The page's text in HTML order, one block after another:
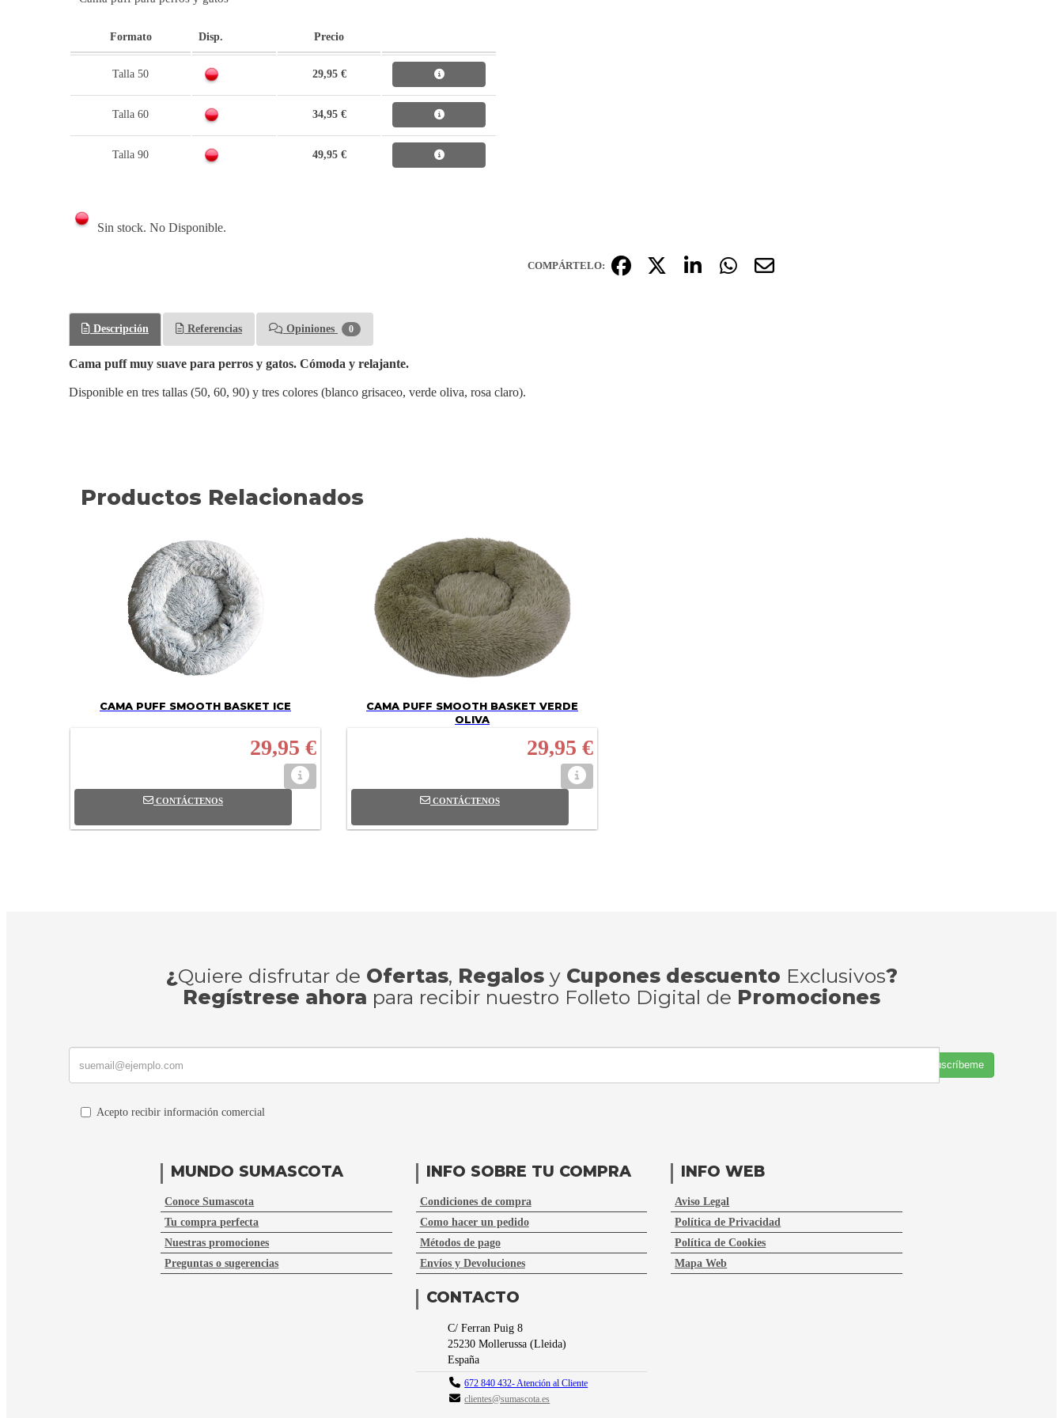
Formato Disp. Precio
Talla 50 29,95 €
Talla 60 34,95 €
Talla 90 49,95 €
Sin stock. No Disponible.
COMPÁRTELO:
Descripción Referencias Opiniones 0
Cama puff muy suave para perros y gatos. Cómoda y relajante.
Disponible en tres tallas (50, 60, 90) y tres colores (blanco grisaceo, verde oliva, rosa claro).
Productos Relacionados
CAMA PUFF SMOOTH BASKET ICE
29,95 €
CONTÁCTENOS
CAMA PUFF SMOOTH BASKET VERDE
OLIVA
29,95 €
CONTÁCTENOS
¿Quiere disfrutar de Ofertas, Regalosy Cupones descuento Exclusivos?
Regístrese ahora para recibir nuestro Folleto Digital de Promociones
Suscríbeme
Acepto recibir información comercial
MUNDO SUMASCOTA
Conoce Sumascota
Tu compra perfecta
Nuestras promociones
Preguntas o sugerencias
INFO SOBRE TU COMPRA
Condiciones de compra
Como hacer un pedido
Métodos de pago
Envíos y Devoluciones
INFO WEB
Aviso Legal
Política de Privacidad
Política de Cookies
Mapa Web
CONTACTO
C/ Ferran Puig 8
25230 Mollerussa(Lleida)
España
672 840 432- Atención al Cliente
clientes@sumascota.es